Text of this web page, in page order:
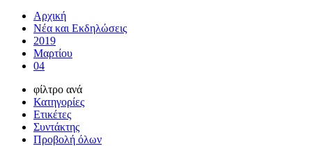
Αρχική
Νέα και Εκδηλώσεις
2019
Μαρτίου
04
φίλτρο ανά
Κατηγορίες
Ετικέτες
Συντάκτης
Προβολή όλων